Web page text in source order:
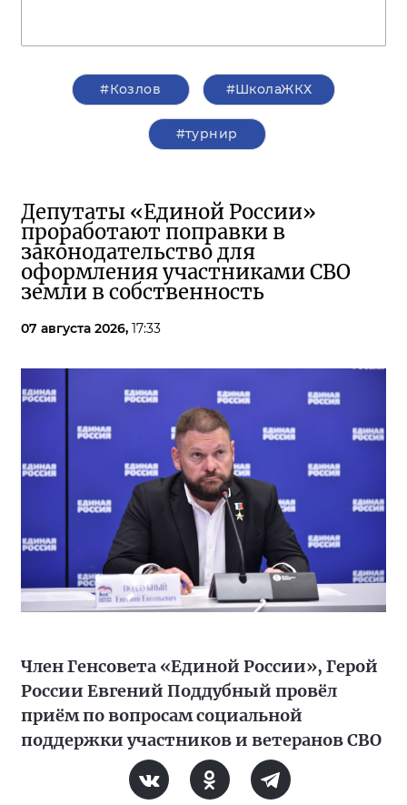
#Козлов #ШколаЖКХ
#турнир
Депутаты «Единой России»
проработают поправки в
законодательство для
оформления участниками СВО
земли в собственность
07 августа 2026, 17:33
Член Генсовета «Единой России», Герой
России Евгений Поддубный провёл
приём по вопросам социальной
поддержки участников и ветеранов СВО